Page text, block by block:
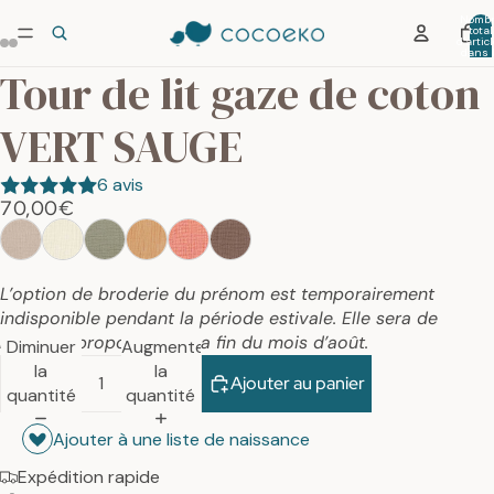
total
dans
Tour de lit gaze de coton
VERT SAUGE
6 avis
70,00€
L’option de broderie du prénom est temporairement
indisponible pendant la période estivale. Elle sera de
nouveau proposée dès la fin du mois d’août.
Diminuer
la
quantité
Augmenter
la
quantité
Ajouter au panier
Ajouter à une liste de naissance
Expédition rapide